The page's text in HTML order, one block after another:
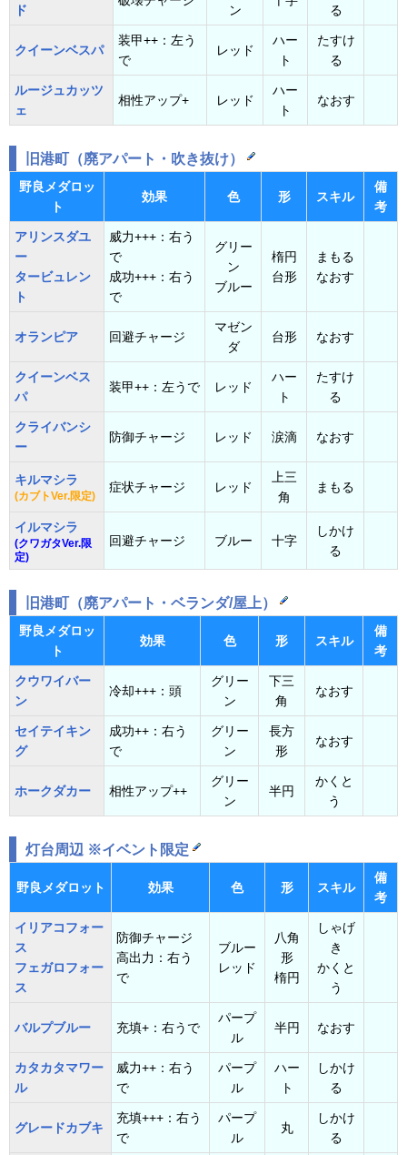
ド ン る
クイーンベスパ
装甲++：左う
で
レッド
ハー
ト
たすけ
る
ルージュカッツ
ェ
相性アップ+ レッド
ハー
ト
なおす
旧港町（廃アパート・吹き抜け）
野良メダロッ
ト
効果 色 形 スキル
備
考
アリンスダユ
ー
タービュレン
ト
威力+++：右う
で
成功+++：右う
で
グリー
ン
ブルー
楕円
台形
まもる
なおす
オランピア 回避チャージ
マゼン
ダ
台形 なおす
クイーンベス
パ
装甲++：左うで レッド
ハー
ト
たすけ
る
クライバンシ
ー
防御チャージ レッド 涙滴 なおす
キルマシラ
(カブトVer.限定)
症状チャージ レッド
上三
角
まもる
イルマシラ
(クワガタVer.限
定)
回避チャージ ブルー 十字
しかけ
る
旧港町（廃アパート・ベランダ/屋上）
野良メダロッ
ト
効果 色 形 スキル
備
考
クウワイバー
ン
冷却+++：頭
グリー
ン
下三
角
なおす
セイテイキン
グ
成功++：右う
で
グリー
ン
長方
形
なおす
ホークダカー 相性アップ++
グリー
ン
半円
かくと
う
灯台周辺 ※イベント限定
野良メダロット 効果 色 形 スキル
備
考
イリアコフォー
ス
フェガロフォー
ス
防御チャージ
高出力：右う
で
ブルー
レッド
八角
形
楕円
しゃげ
き
かくと
う
バルプブルー 充填+：右うで
パープ
ル
半円 なおす
カタカタマワー
ル
威力++：右う
で
パープ
ル
ハー
ト
しかけ
る
グレードカブキ
充填+++：右う
で
パープ
ル
丸
しかけ
る